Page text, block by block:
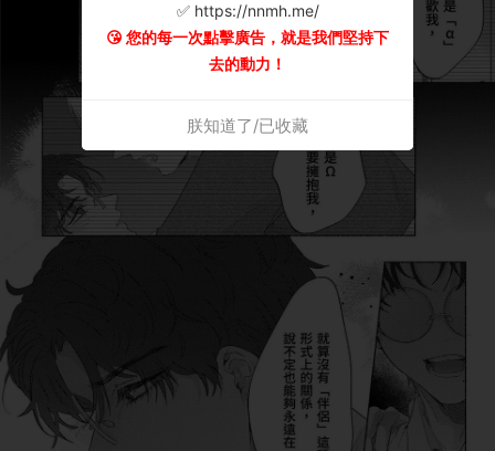
✅ https://nnmh.me/
😘 您的每一次點擊廣告，就是我們堅持下
去的動力！
朕知道了/已收藏